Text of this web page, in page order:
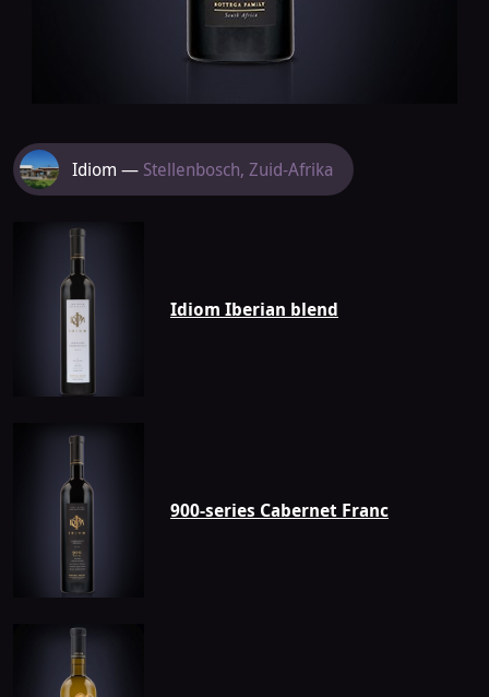
Meer
van
Idiom
Idiom — Stellenbosch, Zuid-Afrika
Idiom Iberian blend
900-series Cabernet Franc